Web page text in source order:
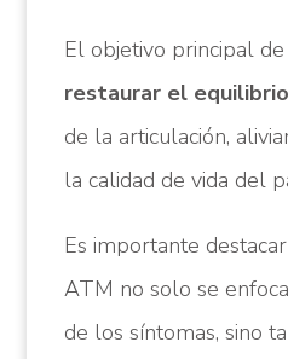
El objetivo principal
restaurar el
de la articulación,
la calidad de vida del
Es importante
ATM no solo se
de los síntomas, sino